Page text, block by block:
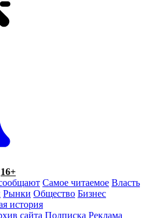
16+
Самое читаемое Власть
Рынки Общество Бизнес
история
сайта Подписка Реклама